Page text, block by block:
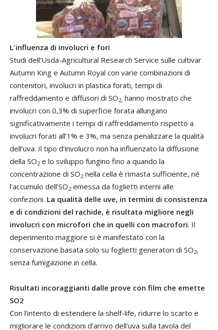
L'influenza di involucri e fori
Studi dell’Usda-Agricultural Research Service sulle cultivar
Autumn King e Autumn Royal con varie combinazioni di
contenitori, involucri in plastica forati, tempi di
raffreddamento e diffusori di SO2, hanno mostrato che
involucri con 0,3% di superficie forata allungano
significativamente i tempi di raffreddamento rispetto a
involucri forati all’1% e 3%, ma senza penalizzare la qualità
dell’uva. Il tipo d’involucro non ha influenzato la diffusione
della SO2 e lo sviluppo fungino fino a quando la
concentrazione di SO2 nella cella è rimasta sufficiente, né
l’accumulo dell’SO2 emessa da foglietti interni alle
confezioni. La qualità delle uve, in termini di consistenza
e di condizioni del rachide, è risultata migliore negli
involucri con microfori che in quelli con macrofori. Il
deperimento maggiore si è manifestato con la
conservazione basata solo su foglietti generatori di SO2,
senza fumigazione in cella.
Risultati incoraggianti dalle prove con film che emette
SO2
Con l’intento di estendere la shelf-life, ridurre lo scarto e
migliorare le condizioni d‘arrivo dell’uva sulla tavola del